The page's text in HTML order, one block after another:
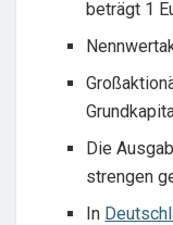
beträgt 1
Die
strengen
In